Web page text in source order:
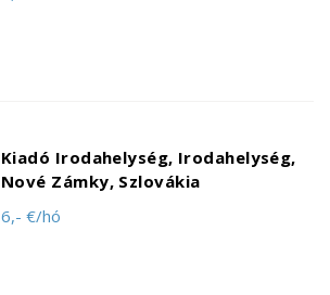
Kiadó Irodahelység, Irodahelység,
Nové Zámky, Szlovákia
6,- €/hó